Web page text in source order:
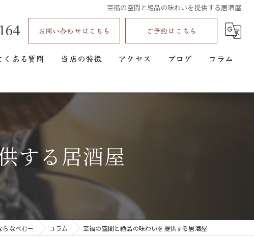
至福の空間と絶品の味わいを提供する居酒屋
お問い合わせはこちら ご予約はこちら
くある質問 当店の特徴
鍋
コース
アクセス ブログ コラム
する居酒屋
らなべむー コラム 至福の空間と絶品の味わいを提供する居酒屋